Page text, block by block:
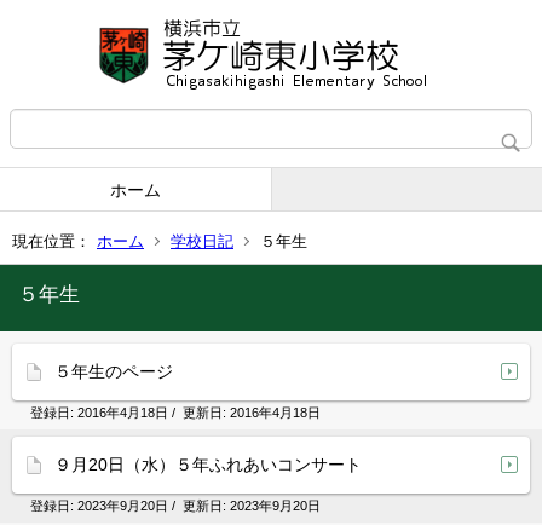
ホーム
現在位置： ホーム 学校日記 ５年生
５年生
５年生のページ
登録日: 2016年4月18日 / 更新日: 2016年4月18日
９月20日（水）５年ふれあいコンサート
登録日: 2023年9月20日 / 更新日: 2023年9月20日